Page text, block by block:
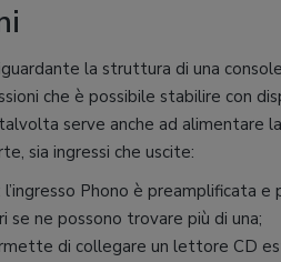
la struttura di una
che è possibile stabilire con
serve anche ad alimentare
sia ingressi che uscite:
: l’ingresso Phono è preamplificata
se ne possono trovare più di una;
di collegare un lettore CD